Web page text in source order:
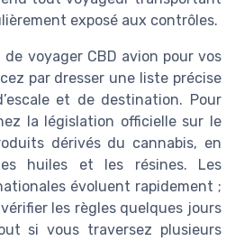
exposé aux contrôles.
voyager CBD avion pour vos
par dresser une liste précise
et de destination. Pour
la législation officielle sur le
dérivés du cannabis, en
huiles et les résines. Les
évoluent rapidement ;
les règles quelques jours
si vous traversez plusieurs